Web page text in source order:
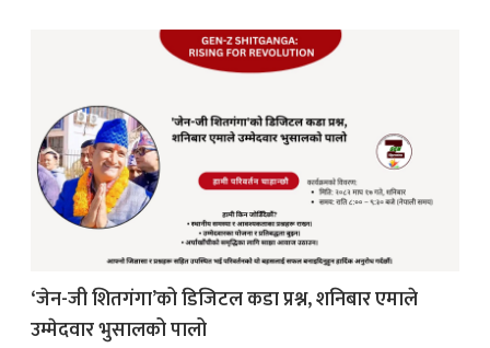
‘जेन-जी शितगंगा’को डिजिटल कडा प्रश्न, शनिबार एमाले
उम्मेदवार भुसालको पालो